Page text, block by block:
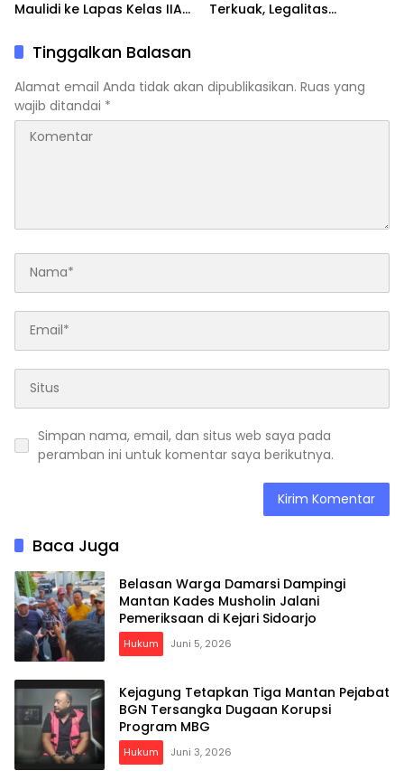
Maulidi ke Lapas Kelas IIA
Terkuak, Legalitas
Tinggalkan Balasan
Alamat email Anda tidak akan dipublikasikan. Ruas yang
wajib ditandai *
Simpan nama, email, dan situs web saya pada
peramban ini untuk komentar saya berikutnya.
Baca Juga
Belasan Warga Damarsi Dampingi
Mantan Kades Musholin Jalani
Pemeriksaan di Kejari Sidoarjo
Hukum Juni 5, 2026
Kejagung Tetapkan Tiga Mantan Pejabat
BGN Tersangka Dugaan Korupsi
Program MBG
Hukum Juni 3, 2026